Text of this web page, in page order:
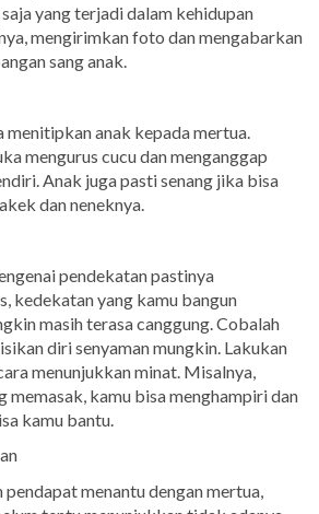
yang terjadi dalam kehidupan
mengirimkan foto dan mengabarkan
sang anak.
anak kepada mertua.
mengurus cucu dan menganggap
Anak juga pasti senang jika bisa
dan neneknya.
pendekatan pastinya
kedekatan yang kamu bangun
masih terasa canggung. Cobalah
diri senyaman mungkin. Lakukan
menunjukkan minat. Misalnya,
memasak, kamu bisa menghampiri dan
kamu bantu.
menantu dengan mertua,